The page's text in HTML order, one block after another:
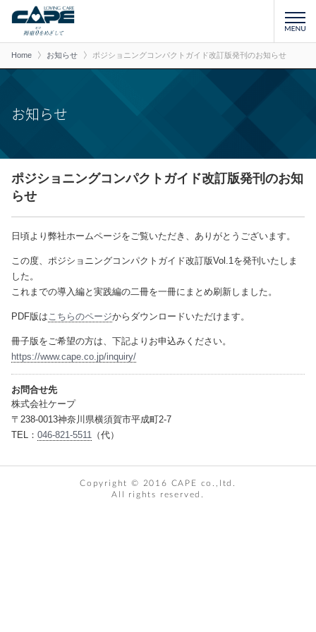
Home お知らせ ポジショニングコンパクトガイド改訂版発刊のお知らせ
お知らせ
ポジショニングコンパクトガイド改訂版発刊のお知
らせ
日頃より弊社ホームページをご覧いただき、ありがとうございます。
この度、ポジショニングコンパクトガイド改訂版Vol.1を発刊いたしま
した。
これまでの導入編と実践編の二冊を一冊にまとめ刷新しました。
PDF版はこちらのページからダウンロードいただけます。
冊子版をご希望の方は、下記よりお申込みください。
https://www.cape.co.jp/inquiry/
お問合せ先
株式会社ケープ
〒238-0013神奈川県横須賀市平成町2-7
TEL： 046-821-5511 （代）
Copyright © 2016 CAPE co.,ltd.
All rights reserved.